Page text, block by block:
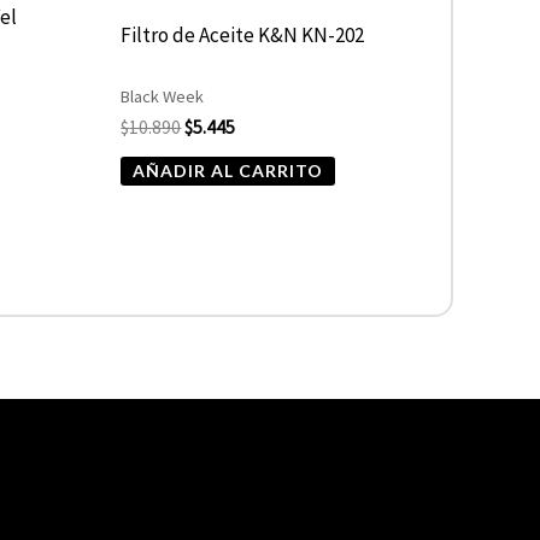
Filtro de Aceite K&N KN-202
Black Week
$10.890$5.445
AÑADIR AL CARRITO